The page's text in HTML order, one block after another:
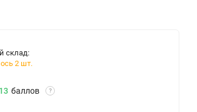
склад:
2 шт.
13 баллов ?